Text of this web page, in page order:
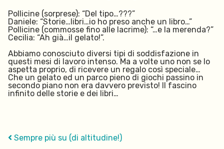
Pollicine (sorprese): “Del tipo…???”
Daniele: “Storie…libri…io ho preso anche un libro…”
Pollicine (commosse fino alle lacrime): “…e la merenda?”
Cecilia: “Ah già…il gelato!”.
Abbiamo conosciuto diversi tipi di soddisfazione in
questi mesi di lavoro intenso. Ma a volte uno non se lo
aspetta proprio, di ricevere un regalo così speciale…
Che un gelato ed un parco pieno di giochi passino in
secondo piano non era davvero previsto! Il fascino
infinito delle storie e dei libri…
Sempre più su (di altitudine!)